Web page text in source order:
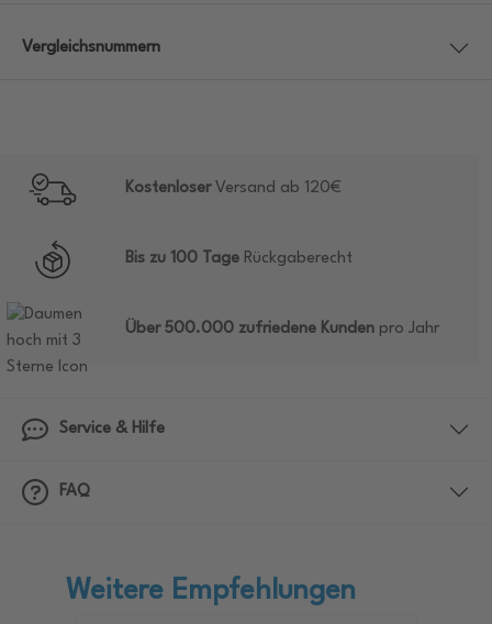
Vergleichsnummern
KostenloserVersand ab 120€
Bis zu 100 Tage Rückgaberecht
Über 500.000 zufriedene Kunden pro Jahr
Service & Hilfe
FAQ
Weitere Empfehlungen